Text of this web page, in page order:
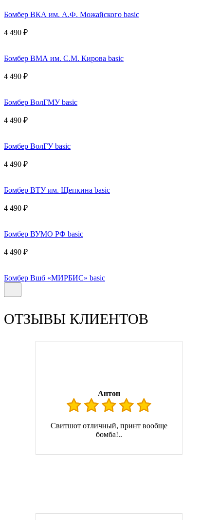
Бомбер ВКА им. А.Ф. Можайского basic
4 490 ₽
Бомбер ВМА им. С.М. Кирова basic
4 490 ₽
Бомбер ВолГМУ basic
4 490 ₽
Бомбер ВолГУ basic
4 490 ₽
Бомбер ВТУ им. Щепкина basic
4 490 ₽
Бомбер ВУМО РФ basic
4 490 ₽
Бомбер Вшб «МИРБИС» basic
ОТЗЫВЫ КЛИЕНТОВ
Антон
Свитшот отличный, принт вообще
бомба!..